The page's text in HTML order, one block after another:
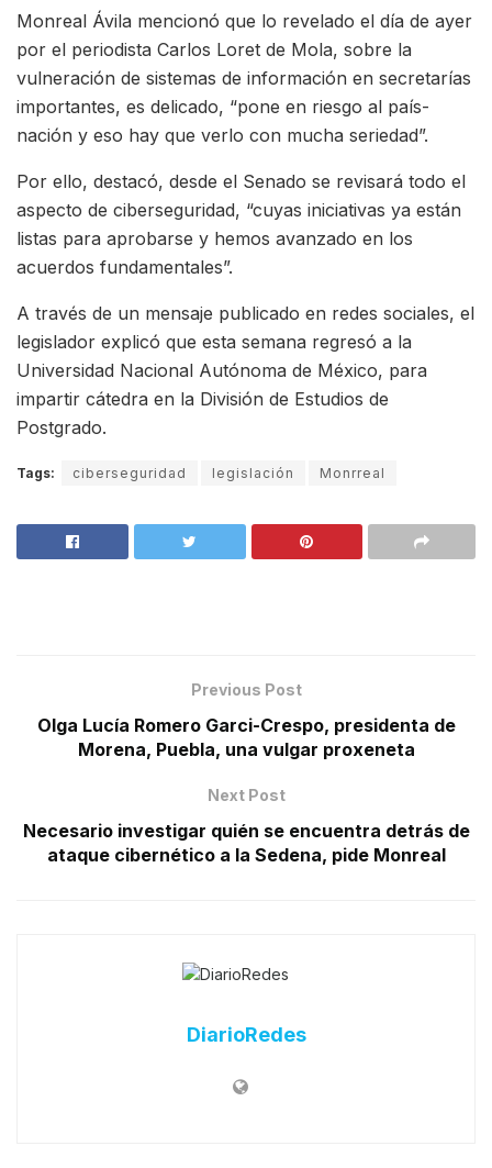
Monreal Ávila mencionó que lo revelado el día de ayer
por el periodista Carlos Loret de Mola, sobre la
vulneración de sistemas de información en secretarías
importantes, es delicado, “pone en riesgo al país-
nación y eso hay que verlo con mucha seriedad”.
Por ello, destacó, desde el Senado se revisará todo el
aspecto de ciberseguridad, “cuyas iniciativas ya están
listas para aprobarse y hemos avanzado en los
acuerdos fundamentales”.
A través de un mensaje publicado en redes sociales, el
legislador explicó que esta semana regresó a la
Universidad Nacional Autónoma de México, para
impartir cátedra en la División de Estudios de
Postgrado.
Tags: ciberseguridad legislación Monrreal
Previous Post
Olga Lucía Romero Garci-Crespo, presidenta de
Morena, Puebla, una vulgar proxeneta
Next Post
Necesario investigar quién se encuentra detrás de
ataque cibernético a la Sedena, pide Monreal
DiarioRedes